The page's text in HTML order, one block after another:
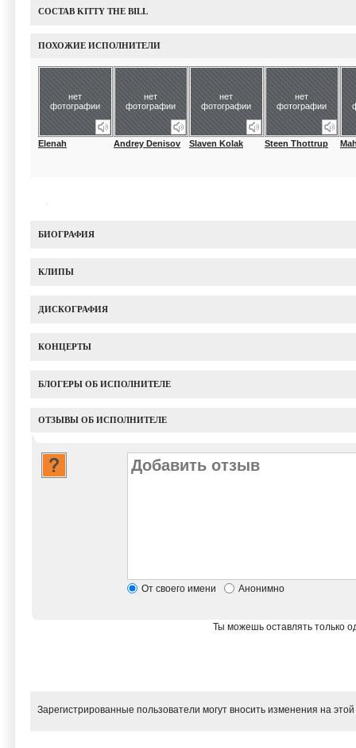
СОСТАВ KITTY THE BILL
ПОХОЖИЕ ИСПОЛНИТЕЛИ
нет
фотографии
Elenah
нет
фотографии
Andrey Denisov
нет
фотографии
Slaven Kolak
нет
фотографии
Steen Thottrup
БИОГРАФИЯ
КЛИПЫ
ДИСКОГРАФИЯ
КОНЦЕРТЫ
БЛОГЕРЫ ОБ ИСПОЛНИТЕЛЕ
ОТЗЫВЫ ОБ ИСПОЛНИТЕЛЕ
От своего имени Анонимно
Ты можешь оставлять только
Зарегистрированные пользователи могут вносить изменения на